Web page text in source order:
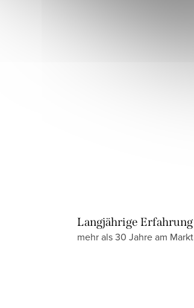
Langjährige Erfahrung
mehr als 30 Jahre am Markt